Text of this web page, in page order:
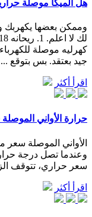
هل الميكا موصلة
وممكن بعضها يكهربك
كهرليه موصلة
جيد بعتقد. بس بتوقع ...
اقرأ أكثر
حرارة الأواني
الأواني الموصلة
سعر حراري، تتوقف
اقرأ أكثر